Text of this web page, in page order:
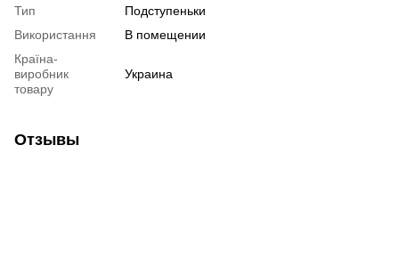
Тип
Подступеньки
Використання
В помещении
Країна-
виробник
товару
Украина
Отзывы